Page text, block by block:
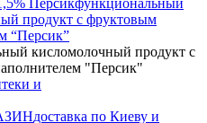
продукт с фруктовым
“Персик”
кисломолочный продукт с
"Персик"
и
доставка по Киеву и